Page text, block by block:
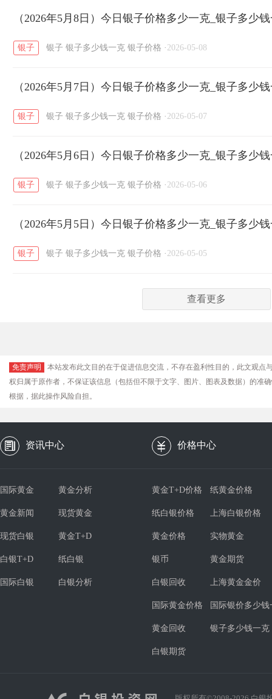
开国纪念币 大清银币 / 长城币 / 老
菜百 周生生 周大生
六福 / 金至尊 / 潮宏基 / 亚一金店
（2026年5月8日）今日银子价格多少一克_银子多少
银子 银子 银子多少钱一克 银子价格 · 2026-05-08
（2026年5月7日）今日银子价格多少一克_银子多少
银子 银子 银子多少钱一克 银子价格 · 2026-05-07
（2026年5月6日）今日银子价格多少一克_银子多少
银子 银子 银子多少钱一克 银子价格 · 2026-05-06
（2026年5月5日）今日银子价格多少一克_银子多少
银子 银子 银子多少钱一克 银子价格 · 2026-05-05
查看更多
免责声明
本站发布此文目的在于促进信息交流，不存在盈利性目的，此文观
权归属于原作者，不保证该信息（包括但不限于文字、图片、图表及数据）的准
根据，据此操作风险自担。
资讯中心 价格中心
国际黄金 黄金分析
黄金新闻 现货黄金
现货白银 黄金T+D
白银T+D 纸白银
国际白银 白银分析
黄金T+D价格 纸黄金价格
纸白银价格 上海白银价格
黄金价格 实物黄金
银币 黄金期货
白银回收 上海黄金金价
国际黄金价格 国际银价多少钱
黄金回收 银子多少钱一克
白银期货